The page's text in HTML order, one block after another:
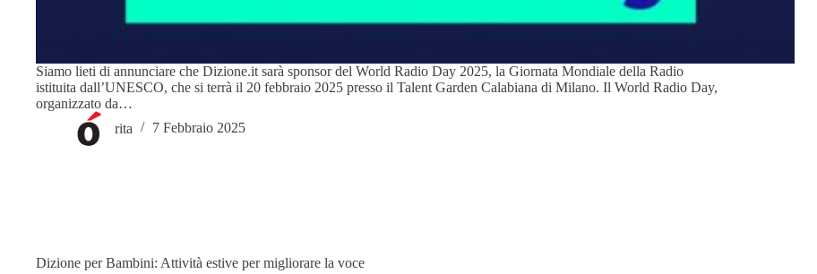
Siamo lieti di annunciare che Dizione.it sarà sponsor del World Radio Day 2025, la Giornata Mondiale della Radio
istituita dall’UNESCO, che si terrà il 20 febbraio 2025 presso il Talent Garden Calabiana di Milano. Il World Radio Day,
organizzato da…
rita
7 Febbraio 2025
Dizione per Bambini: Attività estive per migliorare la voce